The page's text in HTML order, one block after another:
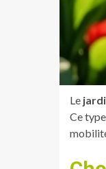
Le
Ce